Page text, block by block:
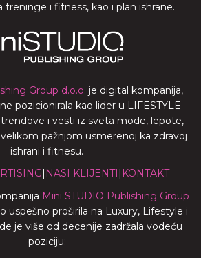
treninge i fitness, kao i plan ishrane.
Group d.o.o. je digital kompanija,
pozicionirala kao lider u LIFESTYLE
i vesti iz sveta mode, lepote,
pažnjom usmerenoj ka zdravoj
ishrani i fitnesu.
| NASI KLIJENTI | KONTAKT
Mini STUDIO Publishing Group
uspešno proširila na Luxury, Lifestyle i
je više od decenije zadržala vodeću
poziciju: